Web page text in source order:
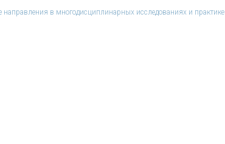
направления в многодисциплинарных исследованиях и практике